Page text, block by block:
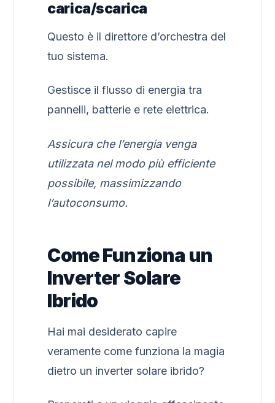
carica/scarica
Questo è il direttore d’orchestra del
tuo sistema.
Gestisce il flusso di energia tra
pannelli, batterie e rete elettrica.
Assicura che l’energia venga
utilizzata nel modo più efficiente
possibile, massimizzando
l’autoconsumo.
Come Funziona un
Inverter Solare
Ibrido
Hai mai desiderato capire
veramente come funziona la magia
dietro un inverter solare ibrido?